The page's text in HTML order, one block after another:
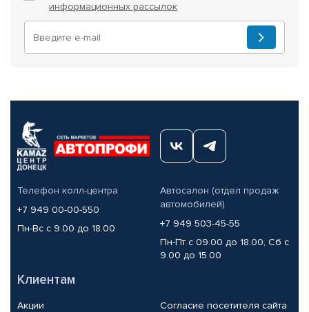
информационных рассылок
Телефон колл-центра
+7 949 00-00-550
Пн-Вс с 9.00 до 18.00
Автосалон (отдел продаж
автомобилей)
+7 949 503-45-55
Пн-Пт с 09.00 до 18.00, Сб с
9.00 до 15.00
Клиентам
Акции Согласие посетителя сайта